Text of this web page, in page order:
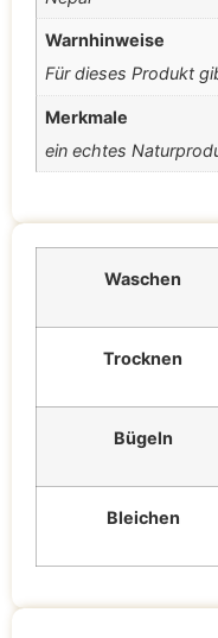
Warnhinweise
Für dieses Produkt
Merkmale
ein echtes
Waschen
Trocknen
Bügeln
Bleichen